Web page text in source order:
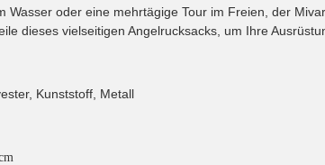
Wasser oder eine mehrtägige Tour im Freien, der
dieses vielseitigen Angelrucksacks, um Ihre
Kunststoff, Metall